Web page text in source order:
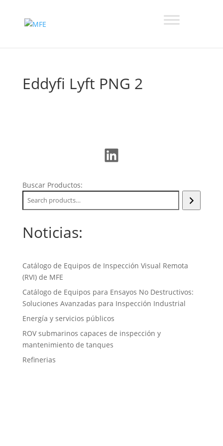
Eddyfi Lyft PNG 2
LinkedIn
Buscar Productos:
Noticias:
Catálogo de Equipos de Inspección Visual Remota
(RVI) de MFE
Catálogo de Equipos para Ensayos No Destructivos:
Soluciones Avanzadas para Inspección Industrial
Energía y servicios públicos
ROV submarinos capaces de inspección y
mantenimiento de tanques
Refinerias